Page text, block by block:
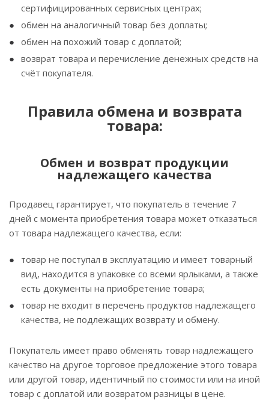
сертифицированных сервисных центрах;
обмен на аналогичный товар без доплаты;
обмен на похожий товар с доплатой;
возврат товара и перечисление денежных средств на
счёт покупателя.
Правила обмена и возврата
товара:
Обмен и возврат продукции
надлежащего качества
Продавец гарантирует, что покупатель в течение 7
дней с момента приобретения товара может отказаться
от товара надлежащего качества, если:
товар не поступал в эксплуатацию и имеет товарный
вид, находится в упаковке со всеми ярлыками, а также
есть документы на приобретение товара;
товар не входит в перечень продуктов надлежащего
качества, не подлежащих возврату и обмену.
Покупатель имеет право обменять товар надлежащего
качество на другое торговое предложение этого товара
или другой товар, идентичный по стоимости или на иной
товар с доплатой или возвратом разницы в цене.